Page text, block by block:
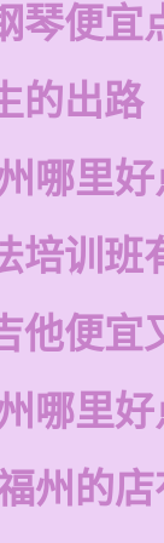
琴便宜
的出路
哪里好
培训班
他便宜
哪里
州的